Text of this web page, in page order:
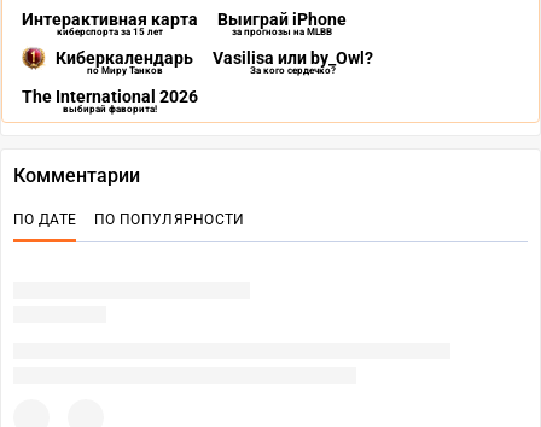
Интерактивная карта
киберспорта за 15 лет
Выиграй iPhone
за прогнозы на MLBB
Киберкалендарь
по Миру Танков
Vasilisa или by_Owl?
За кого сердечко?
The International 2026
выбирай фаворита!
Комментарии
ПО ДАТЕ ПО ПОПУЛЯРНОСТИ